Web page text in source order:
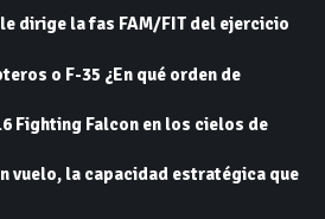
dirige la fas FAM/FIT del ejercicio
o F-35 ¿En qué orden de
Fighting Falcon en los cielos de
vuelo, la capacidad estratégica que